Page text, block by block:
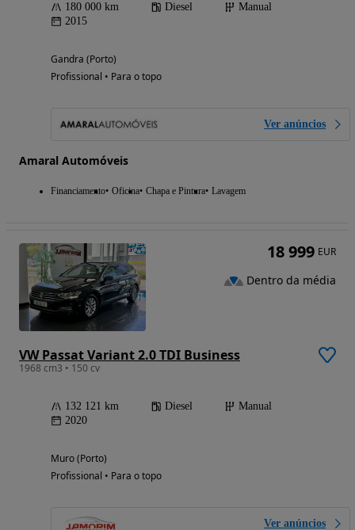
180 000 km Diesel
Manual
2015
Gandra (Porto)
Profissional • Para o topo
Ver anúncios
Amaral Automóveis
Financiamento Oficina Chapa e Pintura Lavagem
VW Passat Variant 2.0 TDI Business
1968 cm3 • 150 cv
132 121 km Diesel
Manual
2020
Muro (Porto)
Profissional • Para o topo
Ver anúncios
18 999 EUR
Dentro da média